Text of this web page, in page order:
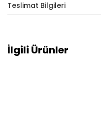
Teslimat Bilgileri
İlgili Ürünler